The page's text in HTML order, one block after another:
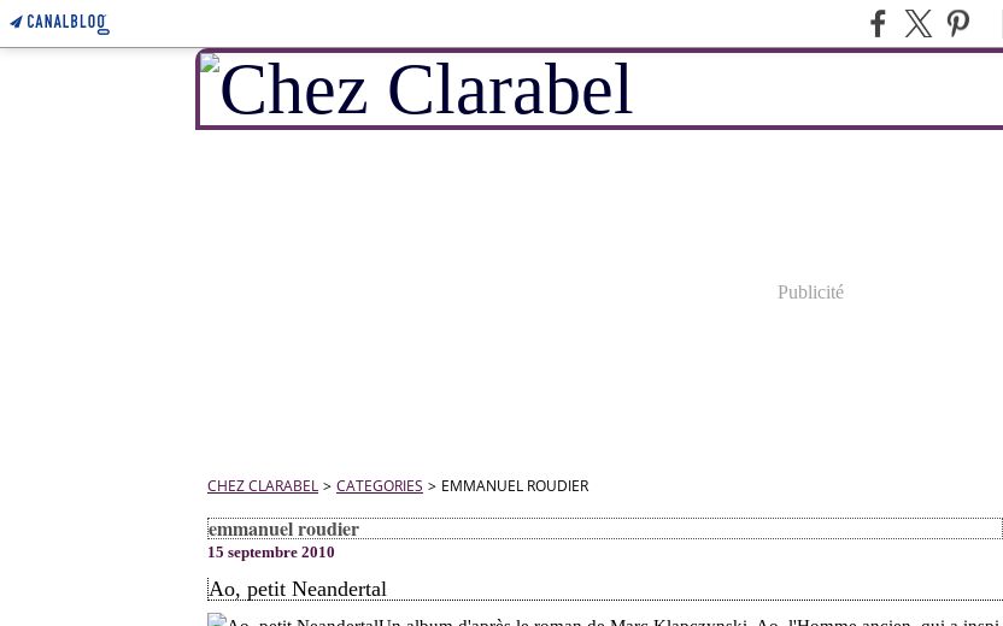
Publicité
CHEZ CLARABEL > CATEGORIES > EMMANUEL ROUDIER
emmanuel roudier
15 septembre 2010
Ao, petit Neandertal